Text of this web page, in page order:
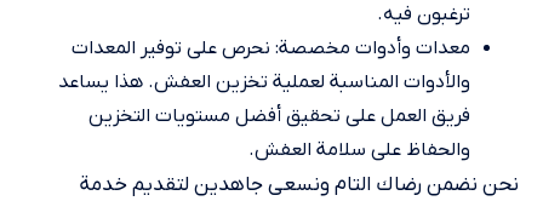
ترغبون فيه.
معدات وأدوات مخصصة: نحرص على توفير المعدات
والأدوات المناسبة لعملية تخزين العفش. هذا يساعد
فريق العمل على تحقيق أفضل مستويات التخزين
والحفاظ على سلامة العفش.
نحن نضمن رضاك التام ونسعى جاهدين لتقديم خدمة